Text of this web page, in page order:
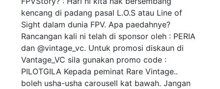
kencang di padang pasal L.O.S atau Line of
Sight dalam dunia FPV. Apa paedahnye?
Rancangan kali ni telah di sponsor oleh : PERIA
dan @vintage_vc. Untuk promosi diskaun di
Vantage_VC sila gunakan promo code :
PILOTGILA Kepada peminat Rare Vintage..
boleh usha-usha carousell kat bawah. Jangan